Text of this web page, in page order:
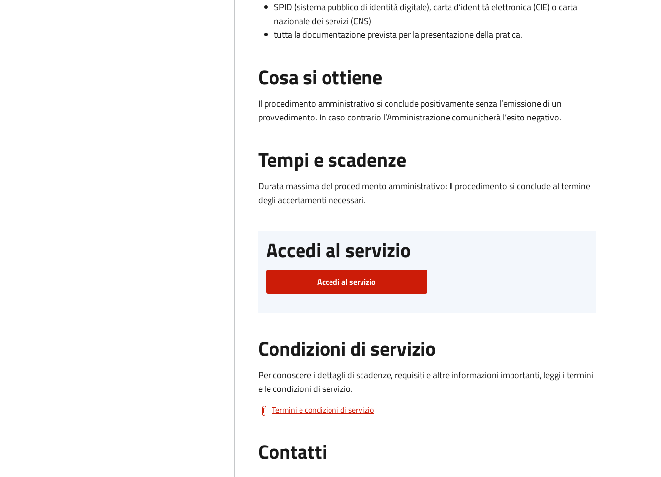
SPID (sistema pubblico di identità digitale), carta d’identità elettronica (CIE) o carta
nazionale dei servizi (CNS)
tutta la documentazione prevista per la presentazione della pratica.
Cosa si ottiene
Il procedimento amministrativo si conclude positivamente senza l’emissione di un
provvedimento. In caso contrario l’Amministrazione comunicherà l’esito negativo.
Tempi e scadenze
Durata massima del procedimento amministrativo: Il procedimento si conclude al termine
degli accertamenti necessari.
Accedi al servizio
Accedi al servizio
Condizioni di servizio
Per conoscere i dettagli di scadenze, requisiti e altre informazioni importanti, leggi i termini
e le condizioni di servizio.
Termini e condizioni di servizio
Contatti